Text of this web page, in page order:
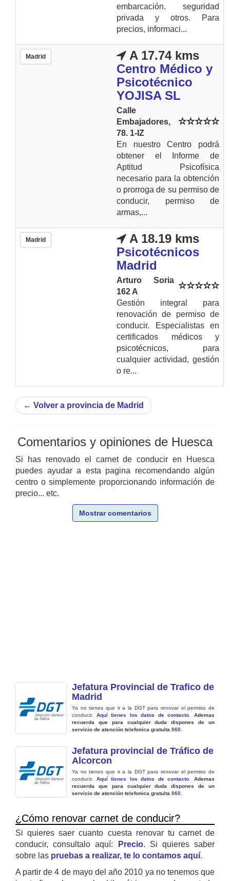
embarcación. seguridad
privada y otros. Para
precios, informaci...
Madrid
A 17.74 kms
Centro Médico y
Psicotécnico
YOJISA SL
Calle
Embajadores,
78. 1-IZ
En nuestro Centro podrá
obtener el Informe de
Aptitud Psicofísica
necesario para la obtención
o prorroga de su permiso de
conducir, permiso de
armas,...
Madrid
A 18.19 kms
Psicotécnicos
Madrid
Arturo Soria
162 A
Gestión integral para
renovación de permiso de
conducir. Especialistas en
certificados médicos y
psicotécnicos, para
cualquier actividad, gestión
o re...
← Volver a provincia de Madrid
Comentarios y opiniones de Huesca
Si has renovado el carnet de conducir en Huesca
puedes ayudar a esta pagina recomendando algún
centro o simplemente proporcionando información de
precio... etc.
Mostrar comentarios
Jefatura Provincial de Trafico de
Madrid
Ya no tienes que ir a la DGT para renovar el permiso de
conducir. Aquí tienes los datos de contacto .Ademas
recuerda que para cualquier duda dispones de un
servicio de atención telefonica gratuita 060
Jefatura provincial de Tráfico de
Alcorcon
Ya no tienes que ir a la DGT para renovar el permiso de
conducir. Aquí tienes los datos de contacto .Ademas
recuerda que para cualquier duda dispones de un
servicio de atención telefonica gratuita 060
¿Cómo renovar carnet de conducir?
Si quieres saer cuanto cuesta renovar tu carnet de
conducir, consultalo aquí:
Precio. Si quieres saber
sobre las pruebas a realizar, te lo contamos aquí.
A partir de 4 de mayo del año 2010 ya no tenemos que